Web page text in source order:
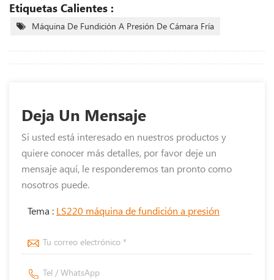
Etiquetas Calientes :
Máquina De Fundición A Presión De Cámara Fría
Deja Un Mensaje
Si usted está interesado en nuestros productos y
quiere conocer más detalles, por favor deje un
mensaje aquí, le responderemos tan pronto como
nosotros puede.
Tema : LS220 máquina de fundición a presión